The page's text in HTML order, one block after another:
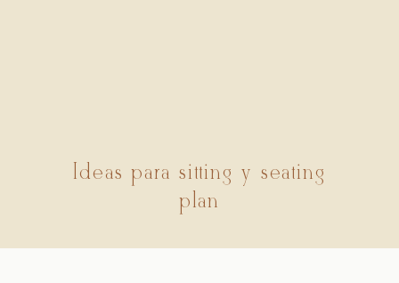
Ideas para sitting y seating
plan